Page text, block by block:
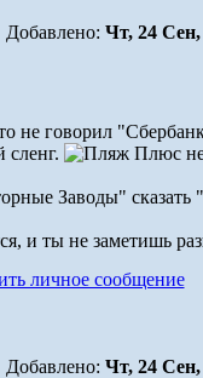
Добавлено: Чт, 24 Сен,
не говорил
Плюс
Заводы" сказать
и ты не заметишь
Добавлено: Чт, 24 Сен,